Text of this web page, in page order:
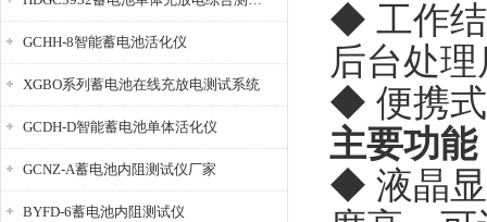
GCHH-8智能蓄电池活化仪
XGBO系列蓄电池在线充放电测试系统
GCDH-D智能蓄电池单体活化仪
GCNZ-A蓄电池内阻测试仪厂家
BYFD-6蓄电池内阻测试仪
◆ 工作结
后台处
◆ 便携式
主要功能
◆ 液晶显